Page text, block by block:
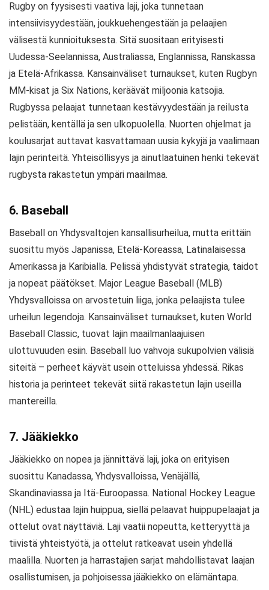
Rugby on fyysisesti vaativa laji, joka tunnetaan
intensiivisyydestään, joukkuehengestään ja pelaajien
välisestä kunnioituksesta. Sitä suositaan erityisesti
Uudessa-Seelannissa, Australiassa, Englannissa, Ranskassa
ja Etelä-Afrikassa. Kansainväliset turnaukset, kuten Rugbyn
MM-kisat ja Six Nations, keräävät miljoonia katsojia.
Rugbyssa pelaajat tunnetaan kestävyydestään ja reilusta
pelistään, kentällä ja sen ulkopuolella. Nuorten ohjelmat ja
koulusarjat auttavat kasvattamaan uusia kykyjä ja vaalimaan
lajin perinteitä. Yhteisöllisyys ja ainutlaatuinen henki tekevät
rugbysta rakastetun ympäri maailmaa.
6. Baseball
Baseball on Yhdysvaltojen kansallisurheilua, mutta erittäin
suosittu myös Japanissa, Etelä-Koreassa, Latinalaisessa
Amerikassa ja Karibialla. Pelissä yhdistyvät strategia, taidot
ja nopeat päätökset. Major League Baseball (MLB)
Yhdysvalloissa on arvostetuin liiga, jonka pelaajista tulee
urheilun legendoja. Kansainväliset turnaukset, kuten World
Baseball Classic, tuovat lajin maailmanlaajuisen
ulottuvuuden esiin. Baseball luo vahvoja sukupolvien välisiä
siteitä – perheet käyvät usein otteluissa yhdessä. Rikas
historia ja perinteet tekevät siitä rakastetun lajin useilla
mantereilla.
7. Jääkiekko
Jääkiekko on nopea ja jännittävä laji, joka on erityisen
suosittu Kanadassa, Yhdysvalloissa, Venäjällä,
Skandinaviassa ja Itä-Euroopassa. National Hockey League
(NHL) edustaa lajin huippua, siellä pelaavat huippupelaajat ja
ottelut ovat näyttäviä. Laji vaatii nopeutta, ketteryyttä ja
tiivistä yhteistyötä, ja ottelut ratkeavat usein yhdellä
maalilla. Nuorten ja harrastajien sarjat mahdollistavat laajan
osallistumisen, ja pohjoisessa jääkiekko on elämäntapa.